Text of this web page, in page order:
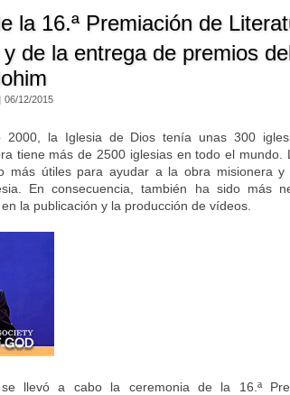
la 16.ª Premiación de
de la entrega de premios
| 06/12/2015
2000, la Iglesia de Dios tenía unas 300
tiene más de 2500 iglesias en todo el mundo.
más útiles para ayudar a la obra misionera
En consecuencia, también ha sido más
la publicación y la producción de vídeos.
llevó a cabo la ceremonia de la 16.ª